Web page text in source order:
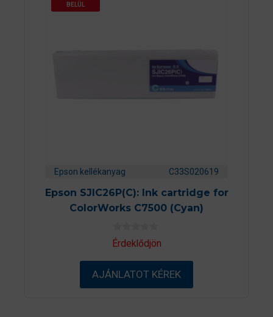
BELÜL
Epson kellékanyag C33S020619
Epson SJIC26P(C): Ink cartridge for
ColorWorks C7500 (Cyan)
0
a
-
ő
Érdeklődjön
AJÁNLATOT KÉREK